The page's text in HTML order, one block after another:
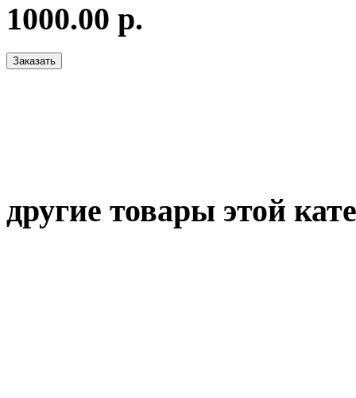
1000.00 р.
другие товары этой